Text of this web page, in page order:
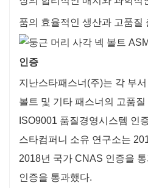
품의 효율적인 생산과 고품질
인증
지난스타패스너(주)는 각 부
볼트 및 기타 패스너의 고품
ISO9001 품질경영시스템 인
스타컴퍼니 소유 연구소는
2018년 국가 CNAS 인증을
인증을 통과했다.